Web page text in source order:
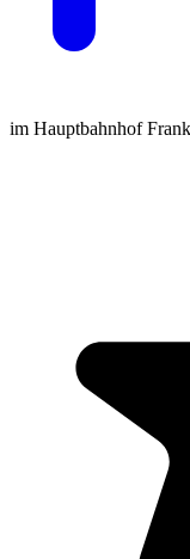
im Hauptbahnhof